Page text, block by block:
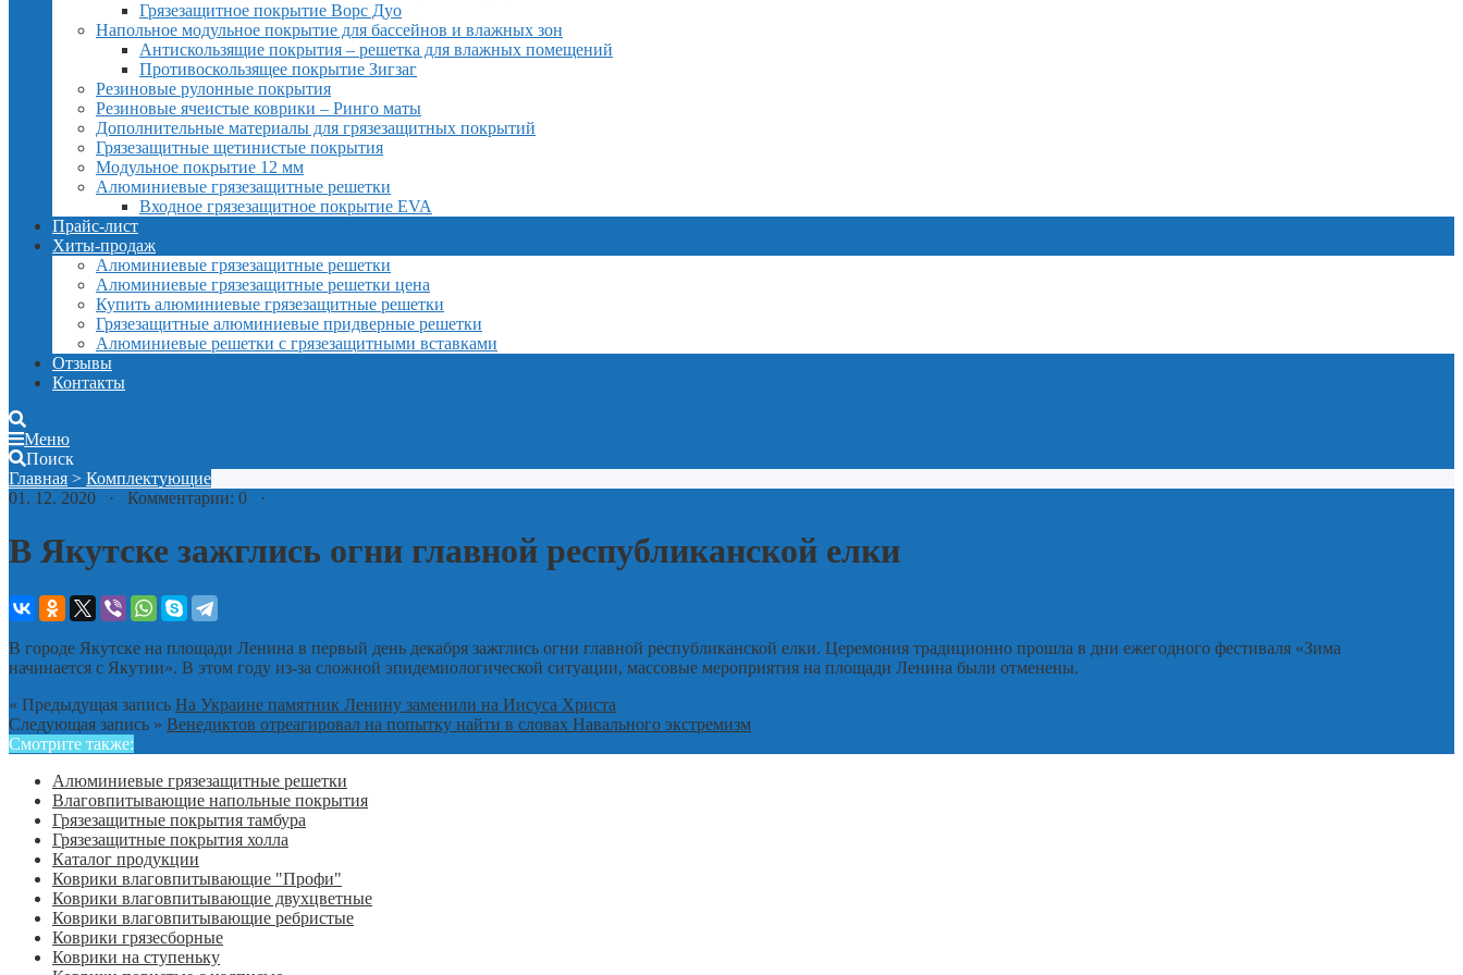
Грязезащитное покрытие Ворс Дуо
Напольное модульное покрытие для бассейнов и влажных зон
Антискользящие покрытия – решетка для влажных помещений
Противоскользящее покрытие Зигзаг
Резиновые рулонные покрытия
Резиновые ячеистые коврики – Ринго маты
Дополнительные материалы для грязезащитных покрытий
Грязезащитные щетинистые покрытия
Модульное покрытие 12 мм
Алюминиевые грязезащитные решетки
Входное грязезащитное покрытие EVA
Прайс-лист
Хиты-продаж
Алюминиевые грязезащитные решетки
Алюминиевые грязезащитные решетки цена
Купить алюминиевые грязезащитные решетки
Грязезащитные алюминиевые придверные решетки
Алюминиевые решетки с грязезащитными вставками
Отзывы
Контакты
Меню
Поиск
Главная > Комплектующие
01. 12. 2020 · Комментарии: 0 ·
В Якутске зажглись огни главной республиканской елки
В городе Якутске на площади Ленина в первый день декабря зажглись огни главной республиканской елки. Церемония традиционно прошла в дни ежегодного фестиваля «Зима
начинается с Якутии». В этом году из-за сложной эпидемиологической ситуации, массовые мероприятия на площади Ленина были отменены.
« Предыдущая запись На Украине памятник Ленину заменили на Иисуса Христа
Следующая запись » Венедиктов отреагировал на попытку найти в словах Навального экстремизм
Смотрите также:
Алюминиевые грязезащитные решетки
Влаговпитывающие напольные покрытия
Грязезащитные покрытия тамбура
Грязезащитные покрытия холла
Каталог продукции
Коврики влаговпитывающие "Профи"
Коврики влаговпитывающие двухцветные
Коврики влаговпитывающие ребристые
Коврики грязесборные
Коврики на ступеньку